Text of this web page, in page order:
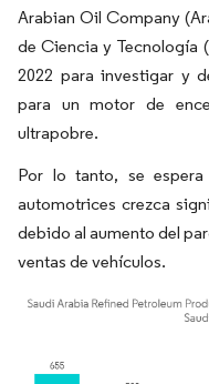
Arabian Oil Company
de Ciencia y Tecnología
2022 para investigar y
para un motor de
ultrapobre.
Por lo tanto, se
automotrices crezca
debido al aumento del
ventas de vehículos.